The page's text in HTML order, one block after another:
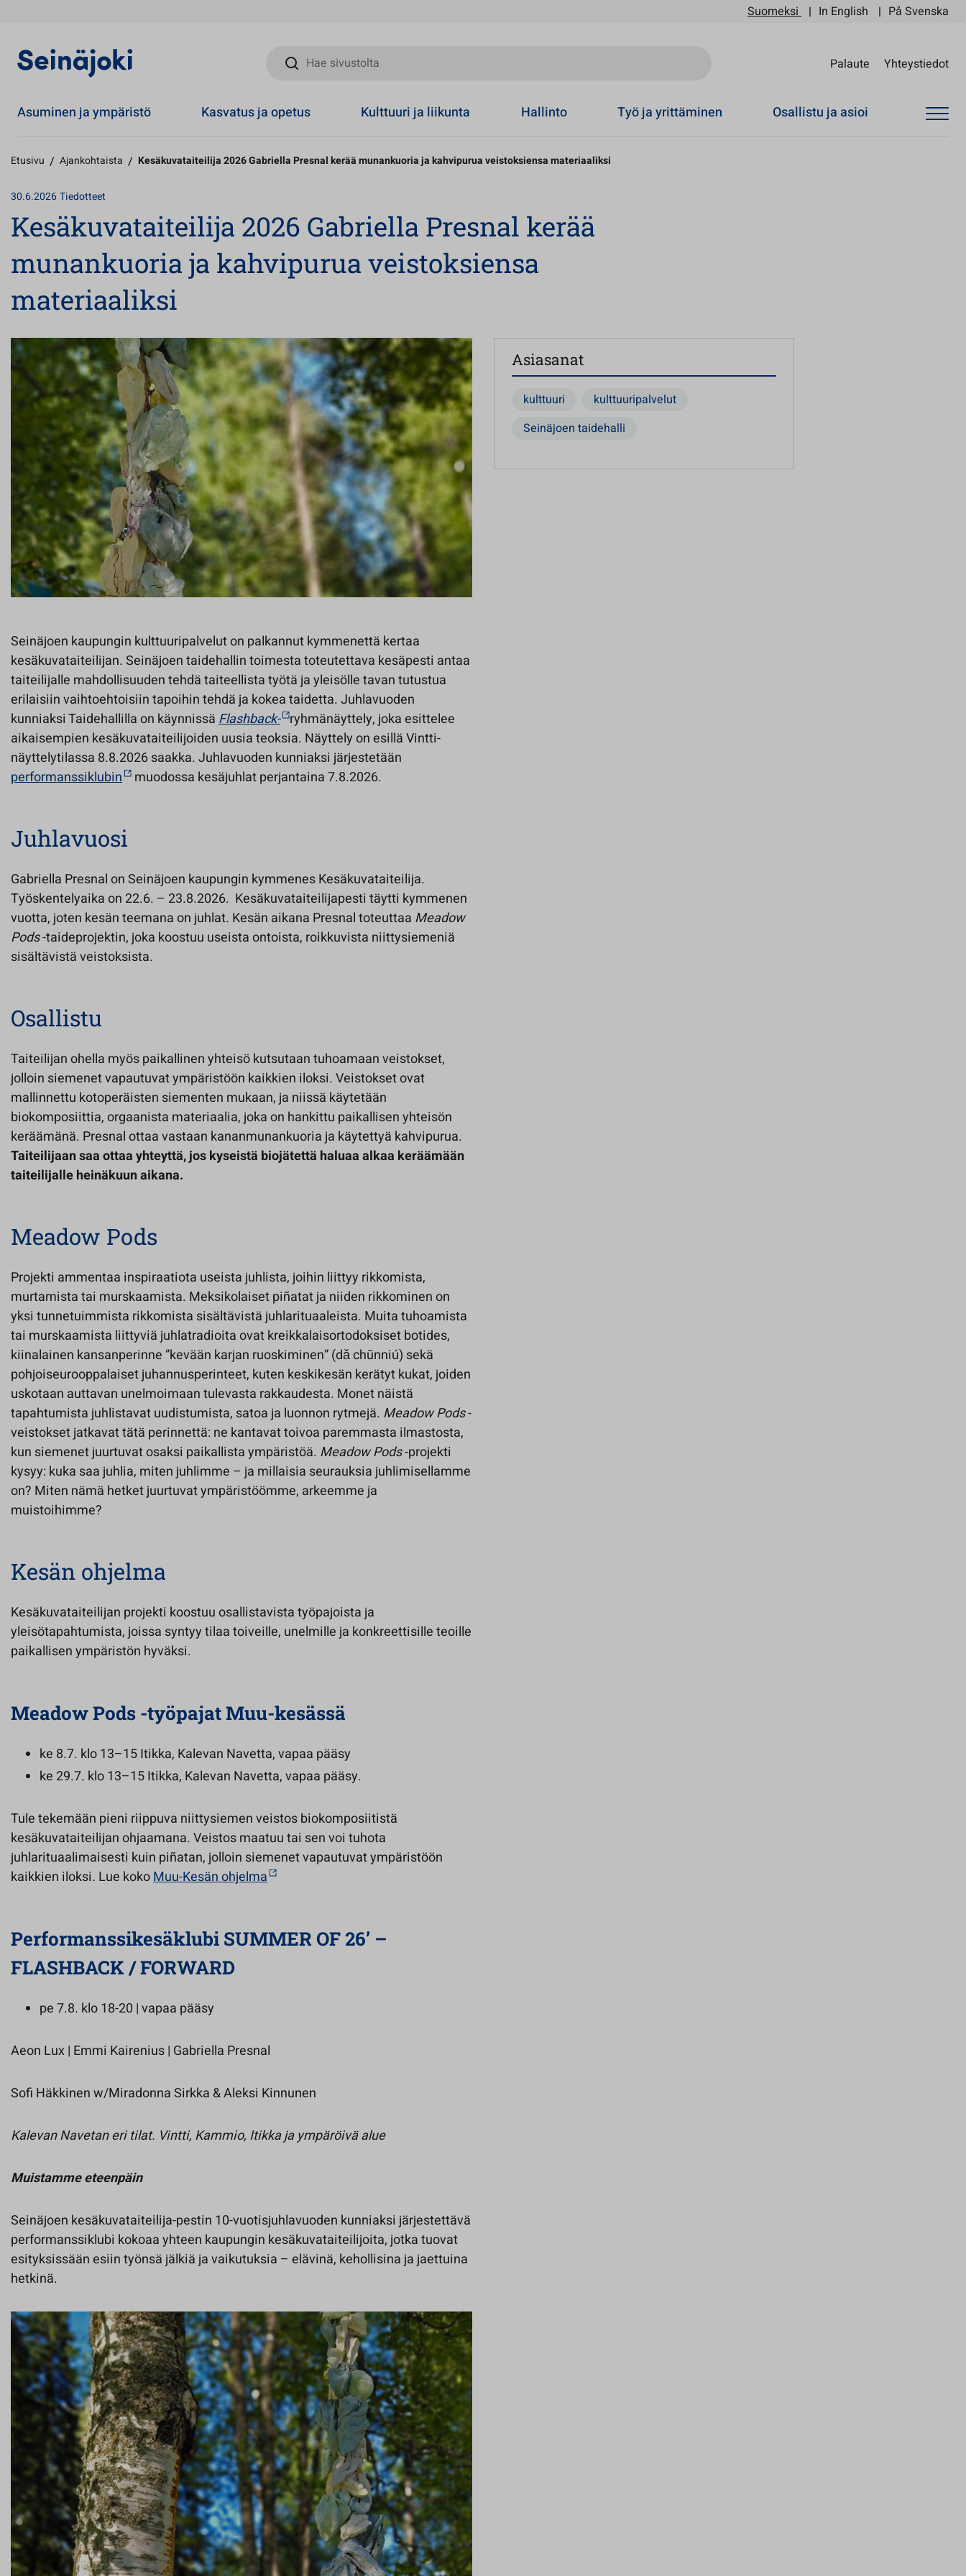
Suomeksi In English På Svenska
Hae sivustolta
Palaute Yhteystiedot
Asuminen ja ympäristö Kasvatus ja opetus Kulttuuri ja liikunta Hallinto Työ ja yrittäminen Osallistu ja asioi
Etusivu / Ajankohtaista / Kesäkuvataiteilija 2026 Gabriella Presnal kerää munankuoria ja kahvipurua veistoksiensa materiaaliksi
30.6.2026Tiedotteet
Kesäkuvataiteilija 2026 Gabriella Presnal kerää
munankuoria ja kahvipurua veistoksiensa
materiaaliksi
Seinäjoen kaupungin kulttuuripalvelut on palkannut kymmenettä kertaa
kesäkuvataiteilijan. Seinäjoen taidehallin toimesta toteutettava kesäpesti antaa
taiteilijalle mahdollisuuden tehdä taiteellista työtä ja yleisölle tavan tutustua
erilaisiin vaihtoehtoisiin tapoihin tehdä ja kokea taidetta. Juhlavuoden
kunniaksi Taidehallilla on käynnissäFlashback- ryhmänäyttely, joka esittelee
aikaisempien kesäkuvataiteilijoiden uusia teoksia. Näyttely on esillä Vintti-
näyttelytilassa 8.8.2026 saakka. Juhlavuoden kunniaksi järjestetään
performanssiklubin
muodossa kesäjuhlat perjantaina 7.8.2026.
Juhlavuosi
Gabriella Presnal on Seinäjoen kaupungin kymmenes Kesäkuvataiteilija.
Työskentelyaika on 22.6. – 23.8.2026. Kesäkuvataiteilijapesti täytti kymmenen
vuotta, joten kesän teemana on juhlat. Kesän aikana Presnal toteuttaa Meadow
Pods-taideprojektin, joka koostuu useista ontoista, roikkuvista niittysiemeniä
sisältävistä veistoksista.
Osallistu
Taiteilijan ohella myös paikallinen yhteisö kutsutaan tuhoamaan veistokset,
jolloin siemenet vapautuvat ympäristöön kaikkien iloksi. Veistokset ovat
mallinnettu kotoperäisten siementen mukaan, ja niissä käytetään
biokomposiittia, orgaanista materiaalia, joka on hankittu paikallisen yhteisön
keräämänä. Presnal ottaa vastaan kananmunankuoria ja käytettyä kahvipurua.
Taiteilijaan saa ottaa yhteyttä, jos kyseistä biojätettä haluaa alkaa keräämään
taiteilijalle heinäkuun aikana.
Meadow Pods
Projekti ammentaa inspiraatiota useista juhlista, joihin liittyy rikkomista,
murtamista tai murskaamista. Meksikolaiset piñatat ja niiden rikkominen on
yksi tunnetuimmista rikkomista sisältävistä juhlarituaaleista. Muita tuhoamista
tai murskaamista liittyviä juhlatradioita ovat kreikkalaisortodoksiset botides,
kiinalainen kansanperinne ”kevään karjan ruoskiminen” (dǎ chūnniú) sekä
pohjoiseurooppalaiset juhannusperinteet, kuten keskikesän kerätyt kukat, joiden
uskotaan auttavan unelmoimaan tulevasta rakkaudesta. Monet näistä
tapahtumista juhlistavat uudistumista, satoa ja luonnon rytmejä. Meadow Pods-
veistokset jatkavat tätä perinnettä: ne kantavat toivoa paremmasta ilmastosta,
kun siemenet juurtuvat osaksi paikallista ympäristöä. Meadow Pods-projekti
kysyy: kuka saa juhlia, miten juhlimme – ja millaisia seurauksia juhlimisellamme
on? Miten nämä hetket juurtuvat ympäristöömme, arkeemme ja
muistoihimme?
Kesän ohjelma
Kesäkuvataiteilijan projekti koostuu osallistavista työpajoista ja
yleisötapahtumista, joissa syntyy tilaa toiveille, unelmille ja konkreettisille teoille
paikallisen ympäristön hyväksi.
Meadow Pods -työpajat Muu-kesässä
ke 8.7. klo 13–15 Itikka, Kalevan Navetta, vapaa pääsy
ke 29.7. klo 13–15 Itikka, Kalevan Navetta, vapaa pääsy.
Tule tekemään pieni riippuva niittysiemen veistos biokomposiitistä
kesäkuvataiteilijan ohjaamana. Veistos maatuu tai sen voi tuhota
juhlarituaalimaisesti kuin piñatan, jolloin siemenet vapautuvat ympäristöön
kaikkien iloksi. Lue kokoMuu-Kesän ohjelma
Performanssikesäklubi SUMMER OF 26’ –
FLASHBACK / FORWARD
pe 7.8. klo 18-20 | vapaa pääsy
Aeon Lux | Emmi Kairenius | Gabriella Presnal
Sofi Häkkinen w/Miradonna Sirkka & Aleksi Kinnunen
Kalevan Navetan eri tilat. Vintti, Kammio, Itikka ja ympäröivä alue
Muistamme eteenpäin
Seinäjoen kesäkuvataiteilija-pestin 10-vuotisjuhlavuoden kunniaksi järjestettävä
performanssiklubi kokoaa yhteen kaupungin kesäkuvataiteilijoita, jotka tuovat
esityksissään esiin työnsä jälkiä ja vaikutuksia – elävinä, kehollisina ja jaettuina
hetkinä.
Asiasanat
kulttuuri
kulttuuripalvelut
Seinäjoen taidehalli